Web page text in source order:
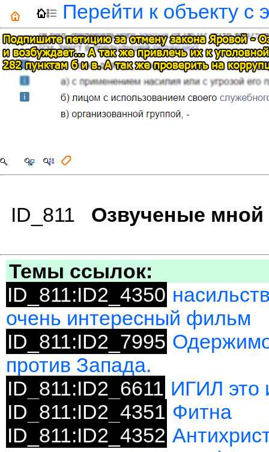
Перейти к объекту с
ID_811 Озвученые мной
Темы ссылок:
ID_811:ID2_4350
очень интересный фильм
ID_811:ID2_7995
против Запада.
ID_811:ID2_6611 ИГИЛ это
ID_811:ID2_4351 Фитна
ID_811:ID2_4352